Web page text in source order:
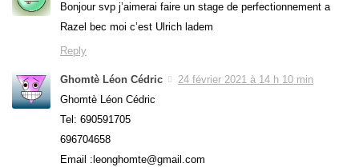
Bonjour svp j’aimerai faire un stage de perfectionnement a
Razel bec moi c’est Ulrich ladem
Reply
Ghomtè Léon Cédric
24 février 2021 à 14 h 10 min
Ghomtè Léon Cédric
Tel: 690591705
696704658
Email :leonghomte@gmail.com